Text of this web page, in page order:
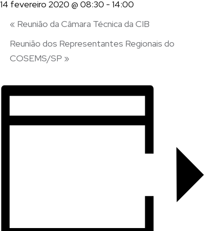
14 fevereiro 2020 @ 08:30 - 14:00
« Reunião da Câmara Técnica da CIB
Reunião dos Representantes Regionais do
COSEMS/SP »